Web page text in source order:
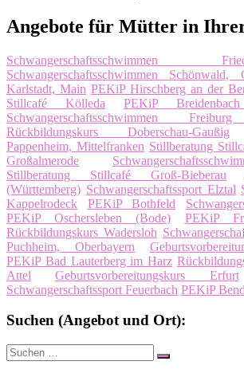
Angebote für Mütter in
Schwangerschaftsschwimmen
Schwangerschaftsschwimmen Schönwald,
Karlstadt, Main PEKiP Hirschberg an der
Stillcafé Kölleda
PEKiP
Schwangerschaftsschwimmen
Rückbildungskurs Doberschau-Gaußig
Pappenheim, Mittelfranken Stillberatung
Großalmerode
Stillberatung Stillcafé Groß-Bieberau
(Württemberg) Schwangerschaftssport Elztal
Kappelrodeck
PEKiP Bothfeld
PEKiP Oschersleben (Bode)
PEKiP
Rückbildungskurs Wadersloh
Puchheim, Oberbayern
PEKiP Bad Lauterberg im Harz
Attel
Geburtsvorbereitungskurs Erfurt
Schwangerschaftssport Feuerbach PEKiP
Suchen (Angebot und Ort):
Suche
nach:
Suchen